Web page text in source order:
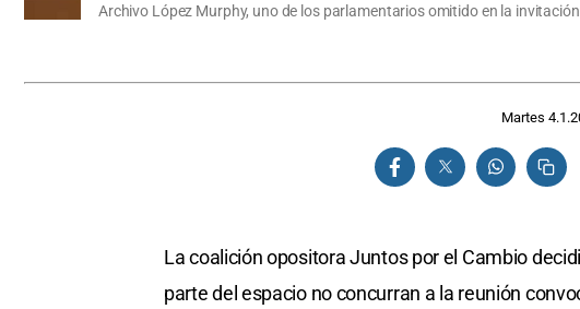
Archivo López Murphy, uno de los parlamentarios omitido en la
Martes
La coalición opositora Juntos por el Cambio
parte del espacio no concurran a la reunión